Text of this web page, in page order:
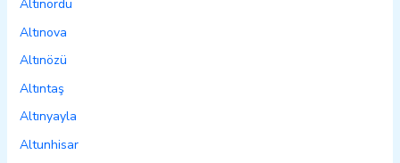
Altınordu
Altınova
Altınözü
Altıntaş
Altınyayla
Altunhisar